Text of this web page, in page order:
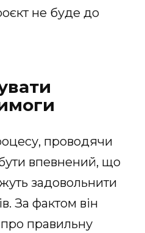
не буде до
проводячи
впевнений, що
задовольнити
За фактом він
про правильну